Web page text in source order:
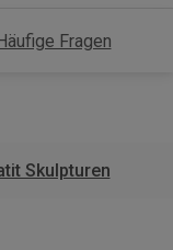
Häufige Fragen
Skulpturen